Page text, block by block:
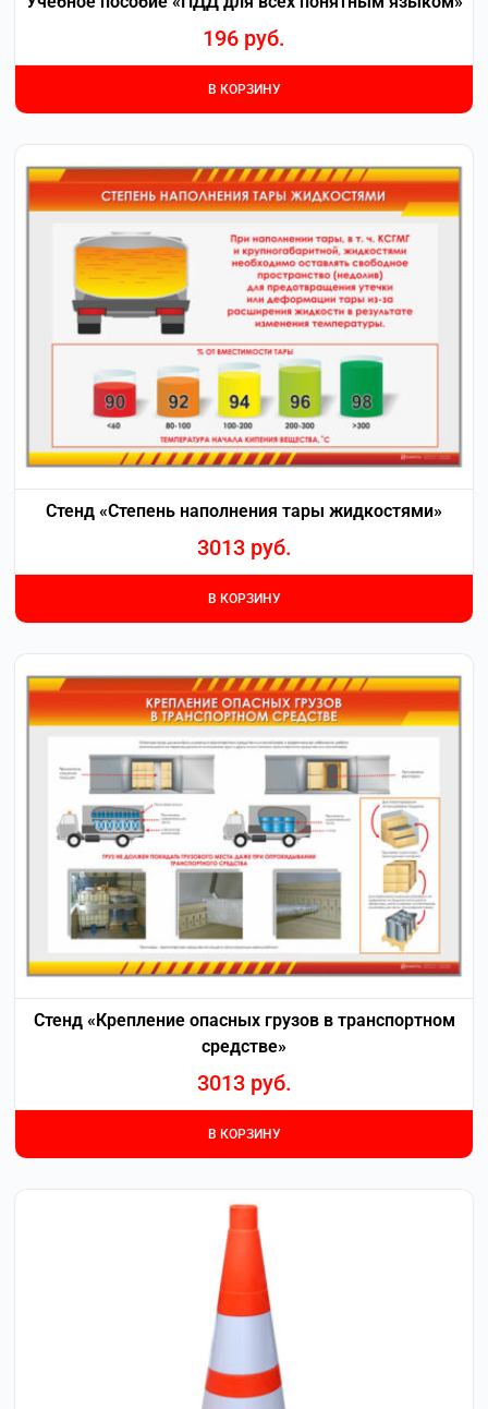
196 руб.
В КОРЗИНУ
Стенд «Степень наполнения тары жидкостями»
3013 руб.
В КОРЗИНУ
Стенд «Крепление опасных грузов в транспортном
средстве»
3013 руб.
В КОРЗИНУ